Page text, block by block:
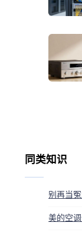
同类知识